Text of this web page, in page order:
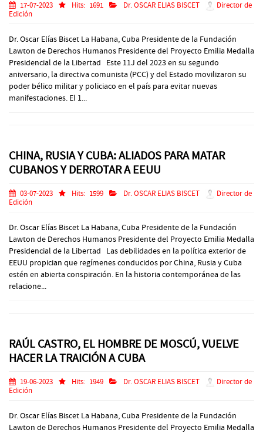
17-07-2023 Hits: 1691 Dr. OSCAR ELIAS BISCET
Director de
Edición
Dr. Oscar Elías Biscet La Habana, Cuba Presidente de la Fundación
Lawton de Derechos Humanos Presidente del Proyecto Emilia Medalla
Presidencial de la Libertad Este 11J del 2023 en su segundo
aniversario, la directiva comunista (PCC) y del Estado movilizaron su
poder bélico militar y policiaco en el país para evitar nuevas
manifestaciones. El 1...
CHINA, RUSIA Y CUBA: ALIADOS PARA MATAR
CUBANOS Y DERROTAR A EEUU
03-07-2023 Hits: 1599 Dr. OSCAR ELIAS BISCET
Director de
Edición
Dr. Oscar Elías Biscet La Habana, Cuba Presidente de la Fundación
Lawton de Derechos Humanos Presidente del Proyecto Emilia Medalla
Presidencial de la Libertad Las debilidades en la política exterior de
EEUU propician que regímenes conducidos por China, Rusia y Cuba
estén en abierta conspiración. En la historia contemporánea de las
relacione...
RAÚL CASTRO, EL HOMBRE DE MOSCÚ, VUELVE
HACER LA TRAICIÓN A CUBA
19-06-2023 Hits: 1949 Dr. OSCAR ELIAS BISCET
Director de
Edición
Dr. Oscar Elías Biscet La Habana, Cuba Presidente de la Fundación
Lawton de Derechos Humanos Presidente del Proyecto Emilia Medalla